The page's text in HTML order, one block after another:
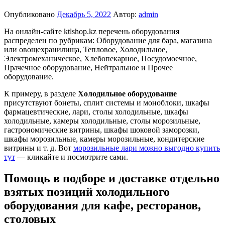
Опубликовано Декабрь 5, 2022 Автор: admin
На онлайн-сайте ktlshop.kz перечень оборудования
распределен по рубрикам: Оборудование для бара, магазина
или овощехранилища, Тепловое, Холодильное,
Электромеханическое, Хлебопекарное, Посудомоечное,
Прачечное оборудование, Нейтральное и Прочее
оборудование.
К примеру, в разделе Холодильное оборудование
присутствуют бонеты, сплит системы и моноблоки, шкафы
фармацевтические, лари, столы холодильные, шкафы
холодильные, камеры холодильные, столы морозильные,
гастрономические витрины, шкафы шоковой заморозки,
шкафы морозильные, камеры морозильные, кондитерские
витрины и т. д. Вот морозильные лари можно выгодно купить
тут — кликайте и посмотрите сами.
Помощь в подборе и доставке отдельно
взятых позиций холодильного
оборудования для кафе, ресторанов,
столовых